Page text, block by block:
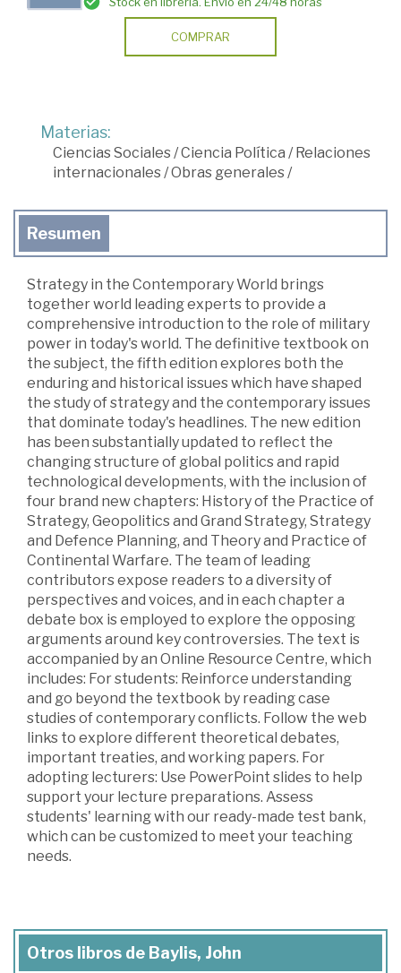
COMPRAR
Materias:
Ciencias Sociales/Ciencia Política / Relaciones
internacionales/Obras generales/
Resumen
Strategy in the Contemporary World brings
together world leading experts to provide a
comprehensive introduction to the role of military
power in today's world. The definitive textbook on
the subject, the fifth edition explores both the
enduring and historical issues which have shaped
the study of strategy and the contemporary issues
that dominate today's headlines. The new edition
has been substantially updated to reflect the
changing structure of global politics and rapid
technological developments, with the inclusion of
four brand new chapters: History of the Practice of
Strategy, Geopolitics and Grand Strategy, Strategy
and Defence Planning, and Theory and Practice of
Continental Warfare. The team of leading
contributors expose readers to a diversity of
perspectives and voices, and in each chapter a
debate box is employed to explore the opposing
arguments around key controversies. The text is
accompanied by an Online Resource Centre, which
includes: For students: Reinforce understanding
and go beyond the textbook by reading case
studies of contemporary conflicts. Follow the web
links to explore different theoretical debates,
important treaties, and working papers. For
adopting lecturers: Use PowerPoint slides to help
support your lecture preparations. Assess
students' learning with our ready-made test bank,
which can be customized to meet your teaching
needs.
Otros libros de Baylis, John